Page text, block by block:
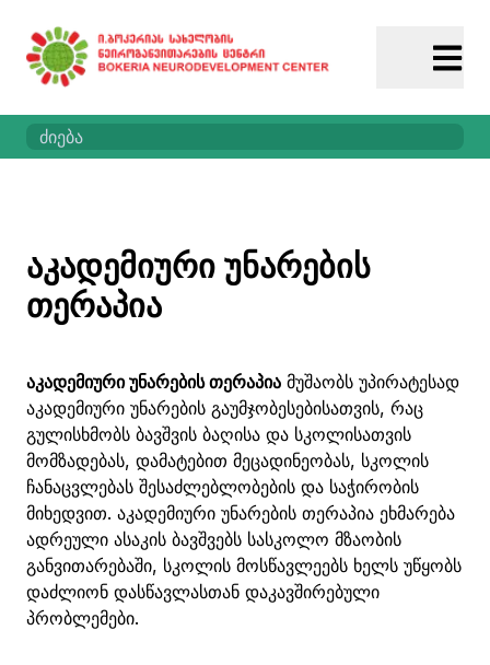
აკადემიური უნარების
თერაპია
აკადემიური უნარების თერაპია მუშაობს უპირატესად
აკადემიური უნარების გაუმჯობესებისათვის, რაც
გულისხმობს ბავშვის ბაღისა და სკოლისათვის
მომზადებას, დამატებით მეცადინეობას, სკოლის
ჩანაცვლებას შესაძლებლობების და საჭირობის
მიხედვით. აკადემიური უნარების თერაპია ეხმარება
ადრეული ასაკის ბავშვებს სასკოლო მზაობის
განვითარებაში, სკოლის მოსწავლეებს ხელს უწყობს
დაძლიონ დასწავლასთან დაკავშირებული
პრობლემები.